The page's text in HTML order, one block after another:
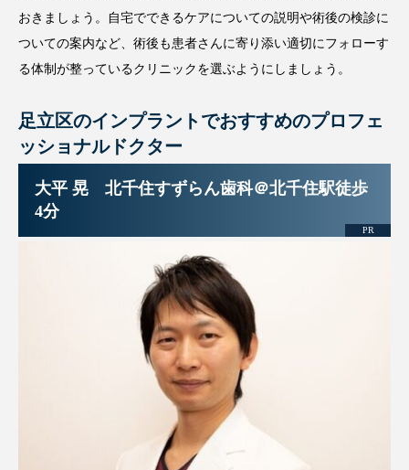
おきましょう。自宅でできるケアについての説明や術後の検診に
ついての案内など、術後も患者さんに寄り添い適切にフォローす
る体制が整っているクリニックを選ぶようにしましょう。
足立区のインプラントでおすすめのプロフェ
ッショナルドクター
大平 晃 北千住すずらん歯科＠北千住駅徒歩
4分